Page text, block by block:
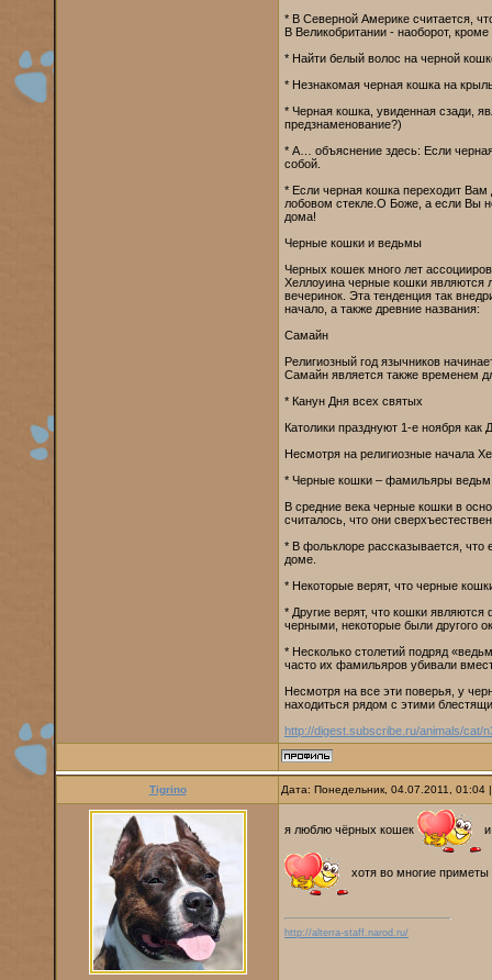
* В Северной Америке считается,
В Великобритании - наоборот,
* Найти белый волос на черной
* Незнакомая черная кошка на
* Черная кошка, увиденная сзади,
предзнаменование?)
* А… объяснение здесь: Если
собой.
* Если черная кошка переходит Вам
лобовом стекле.О Боже, а если Вы
дома!
Черные кошки и ведьмы
Черных кошек много лет
Хеллоуина черные кошки
вечеринок. Эта тенденция так
начало, а также древние названия:
Самайн
Религиозный год язычников
Самайн является также временем
* Канун Дня всех святых
Католики празднуют 1-е ноября как
Несмотря на религиозные начала
* Черные кошки – фамильяры ведьм
В средние века черные кошки в
считалось, что они
* В фольклоре рассказывается, что
доме.
* Некоторые верят, что черные
* Другие верят, что кошки
черными, некоторые были другого
* Несколько столетий подряд
часто их фамильяров убивали
Несмотря на все эти поверья, у
находиться рядом с этими
http://digest.subscribe.ru/animals/cat/
Tigrino Дата: Понедельник, 04.07.2011,
я люблю чёрных кошек
хотя во многие
http://alterra-staff.narod.ru/